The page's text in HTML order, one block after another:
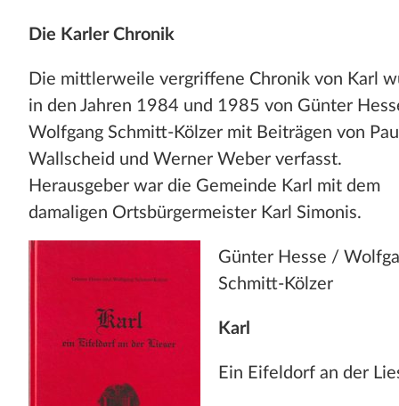
Die Karler Chronik
Die mittlerweile vergriffene Chronik von Karl
in den Jahren 1984 und 1985 von Günter
Wolfgang Schmitt-Kölzer mit Beiträgen von
Wallscheid und Werner Weber verfasst.
Herausgeber war die Gemeinde Karl mit dem
damaligen Ortsbürgermeister Karl Simonis.
Günter Hesse /
Schmitt-Kölzer
Karl
Ein Eifeldorf an der